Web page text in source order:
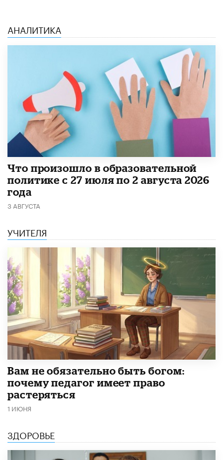
АНАЛИТИКА
​Что произошло в образовательной
политике с 27 июля по 2 августа 2026
года
3 АВГУСТА
УЧИТЕЛЯ
​Вам не обязательно быть богом:
почему педагог имеет право
растеряться
1 ИЮНЯ
ЗДОРОВЬЕ